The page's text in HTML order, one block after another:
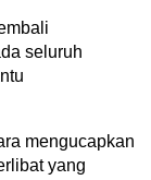
seluruh
mengucapkan
yang